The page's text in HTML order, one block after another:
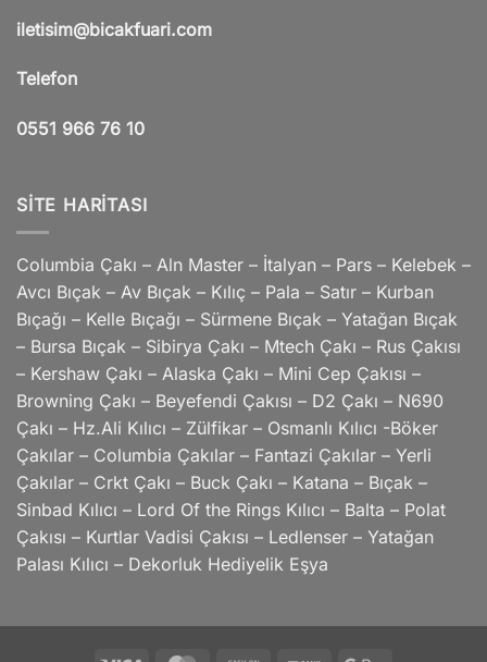
iletisim@bicakfuari.com
Telefon
0551 966 76 10
SITE HARITASI
Columbia Çakı – Aln Master – İtalyan – Pars – Kelebek –
Avcı Bıçak – Av Bıçak – Kılıç – Pala – Satır – Kurban
Bıçağı – Kelle Bıçağı – Sürmene Bıçak – Yatağan Bıçak
– Bursa Bıçak – Sibirya Çakı – Mtech Çakı – Rus Çakısı
– Kershaw Çakı – Alaska Çakı – Mini Cep Çakısı –
Browning Çakı – Beyefendi Çakısı – D2 Çakı – N690
Çakı – Hz.Ali Kılıcı – Zülfikar – Osmanlı Kılıcı -Böker
Çakılar – Columbia Çakılar – Fantazi Çakılar – Yerli
Çakılar – Crkt Çakı – Buck Çakı – Katana – Bıçak –
Sinbad Kılıcı – Lord Of the Rings Kılıcı – Balta – Polat
Çakısı – Kurtlar Vadisi Çakısı – Ledlenser – Yatağan
Palası Kılıcı – Dekorluk Hediyelik Eşya